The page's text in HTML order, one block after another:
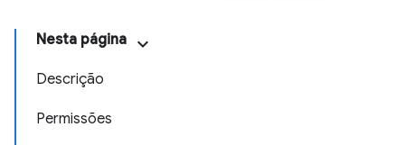
Nesta página
Descrição
Permissões